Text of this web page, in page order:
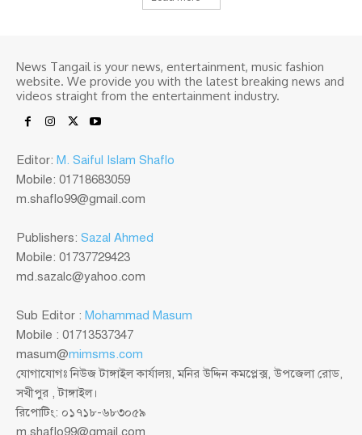
News Tangail is your news, entertainment, music fashion
website. We provide you with the latest breaking news and
videos straight from the entertainment industry.
Editor: M. Saiful Islam Shaflo
Mobile: 01718683059
m.shaflo99@gmail.com
Publishers: Sazal Ahmed
Mobile: 01737729423
md.sazalc@yahoo.com
Sub Editor : Mohammad Masum
Mobile : 01713537347
masum@mimsms.com
যোগাযোগঃ নিউজ টাঙ্গাইল কার্যালয়, মনির উদ্দিন কমপ্লেক্স, উপজেলা রোড,
সখীপুর , টাঙ্গাইল।
রিপোটিং: ০১৭১৮-৬৮৩০৫৯
m.shaflo99@gmail.com